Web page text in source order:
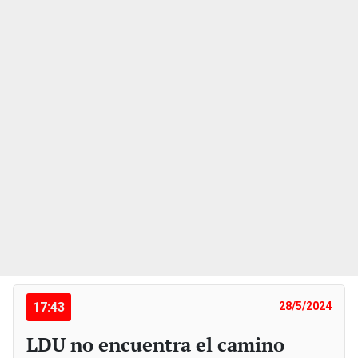
17:43 28/5/2024
LDU no encuentra el camino